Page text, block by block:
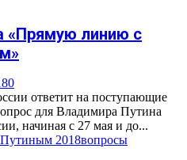
«Прямую линию с
0
ответит на поступающие
для Владимира Путина
начиная с 27 мая и до...
2018вопросы